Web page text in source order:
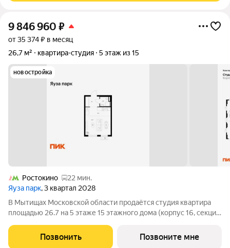
9 846 960 ₽
от 35 374 ₽ в месяц
26,7 м²
квартира-студия 5 этаж из 15
новостройка
Ростокино
22 мин.
Яуза парк, 3 квартал 2028
В Мытищах Московской области продаётся студия квартира
площадью 26.7 на 5 этаже 15 этажного дома (корпус 16, секция
пешком до ж/д станции Мытищи и 20 минут на автомобиле до
метро
Позвонить Позвоните мне